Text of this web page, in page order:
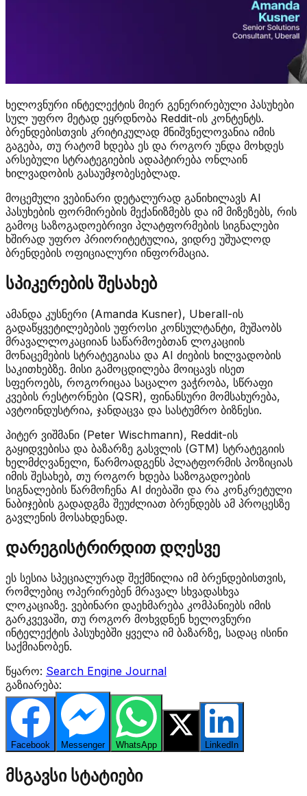
ხელოვნური ინტელექტის მიერ გენერირებული პასუხები
სულ უფრო მეტად ეყრდნობა Reddit-ის კონტენტს.
ბრენდებისთვის კრიტიკულად მნიშვნელოვანია იმის
გაგება, თუ რატომ ხდება ეს და როგორ უნდა მოხდეს
არსებული სტრატეგიების ადაპტირება ონლაინ
ხილვადობის გასაუმჯობესებლად.
მოცემული ვებინარი დეტალურად განიხილავს AI
პასუხების ფორმირების მექანიზმებს და იმ მიზეზებს, რის
გამოც საზოგადოებრივი პლატფორმების სიგნალები
ხშირად უფრო პრიორიტეტულია, ვიდრე უშუალოდ
ბრენდების ოფიციალური ინფორმაცია.
სპიკერების შესახებ
ამანდა კუსნერი (Amanda Kusner), Uberall-ის
გადაწყვეტილებების უფროსი კონსულტანტი, მუშაობს
მრავალლოკაციიან საწარმოებთან ლოკაციის
მონაცემების სტრატეგიასა და AI ძიების ხილვადობის
საკითხებზე. მისი გამოცდილება მოიცავს ისეთ
სფეროებს, როგორიცაა საცალო ვაჭრობა, სწრაფი
კვების რესტორნები (QSR), ფინანსური მომსახურება,
ავტოინდუსტრია, ჯანდაცვა და სასტუმრო ბიზნესი.
პიტერ ვიშმანი (Peter Wischmann), Reddit-ის
გაყიდვებისა და ბაზარზე გასვლის (GTM) სტრატეგიის
ხელმძღვანელი, წარმოადგენს პლატფორმის პოზიციას
იმის შესახებ, თუ როგორ ხდება საზოგადოების
სიგნალების წარმოჩენა AI ძიებაში და რა კონკრეტული
ნაბიჯების გადადგმა შეუძლიათ ბრენდებს ამ პროცესზე
გავლენის მოსახდენად.
დარეგისტრირდით დღესვე
ეს სესია სპეციალურად შექმნილია იმ ბრენდებისთვის,
რომლებიც ოპერირებენ მრავალ სხვადასხვა
ლოკაციაზე. ვებინარი დაეხმარება კომპანიებს იმის
გარკვევაში, თუ როგორ მოხვდნენ ხელოვნური
ინტელექტის პასუხებში ყველა იმ ბაზარზე, სადაც ისინი
საქმიანობენ.
წყარო: Search Engine Journal
გაზიარება:
Facebook Messenger WhatsApp LinkedIn
მსგავსი სტატიები